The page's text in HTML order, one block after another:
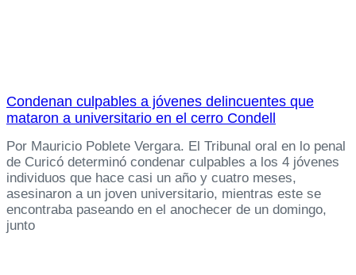
Condenan culpables a jóvenes delincuentes que
mataron a universitario en el cerro Condell
Por Mauricio Poblete Vergara. El Tribunal oral en lo penal
de Curicó determinó condenar culpables a los 4 jóvenes
individuos que hace casi un año y cuatro meses,
asesinaron a un joven universitario, mientras este se
encontraba paseando en el anochecer de un domingo,
junto